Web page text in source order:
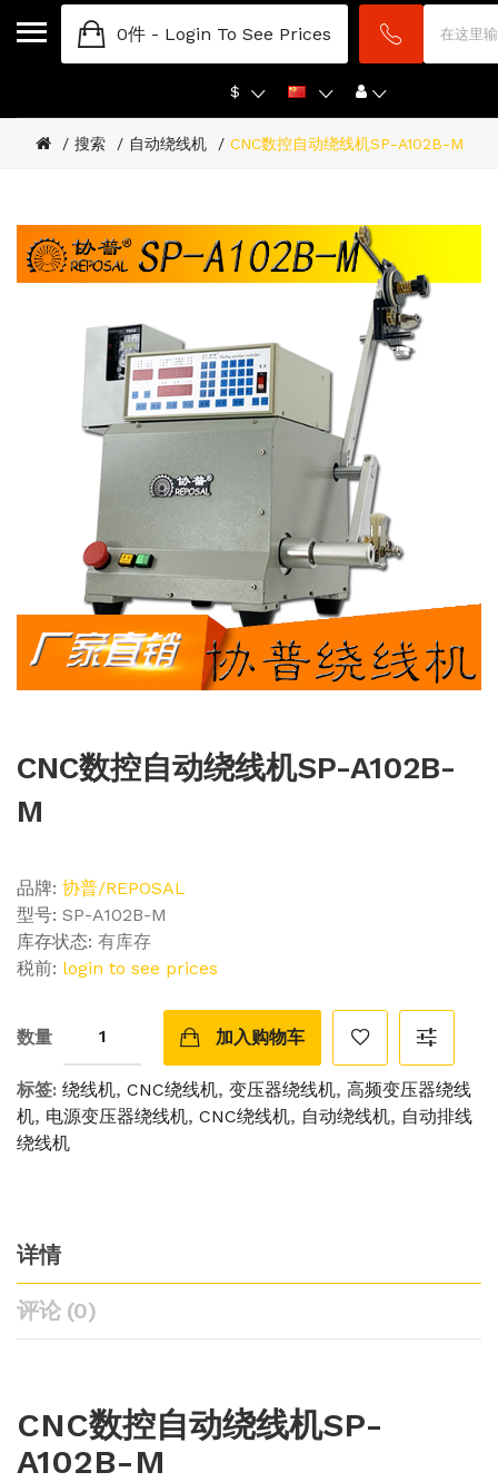
$
0件 - Login To See Prices
搜索 自动绕线机 CNC数控自动绕线机SP-A102B-M
CNC数控自动绕线机SP-A102B-
M
品牌: 协普/REPOSAL
型号: SP-A102B-M
库存状态: 有库存
税前: login to see prices
数量 加入购物车
标签: 绕线机, CNC绕线机, 变压器绕线机, 高频变压器绕线
机, 电源变压器绕线机, CNC绕线机, 自动绕线机, 自动排线
绕线机
详情
评论 (0)
CNC数控自动绕线机SP-
A102B-M